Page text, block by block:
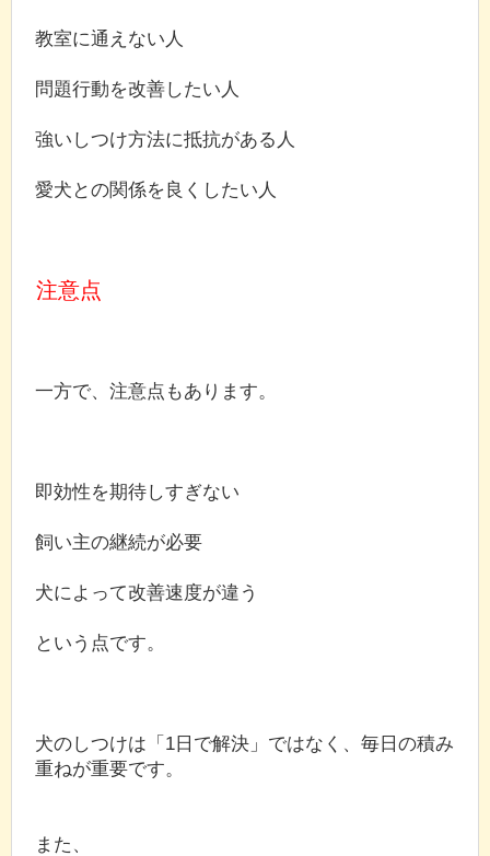
教室に通えない人
問題行動を改善したい人
強いしつけ方法に抵抗がある人
愛犬との関係を良くしたい人
注意点
一方で、注意点もあります。
即効性を期待しすぎない
飼い主の継続が必要
犬によって改善速度が違う
という点です。
犬のしつけは「1日で解決」ではなく、毎日の積み
重ねが重要です。
また、